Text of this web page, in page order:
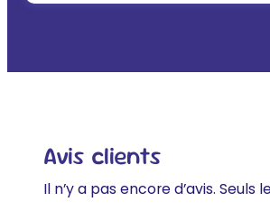
Avis clients
Il n’y a pas encore d’avis.